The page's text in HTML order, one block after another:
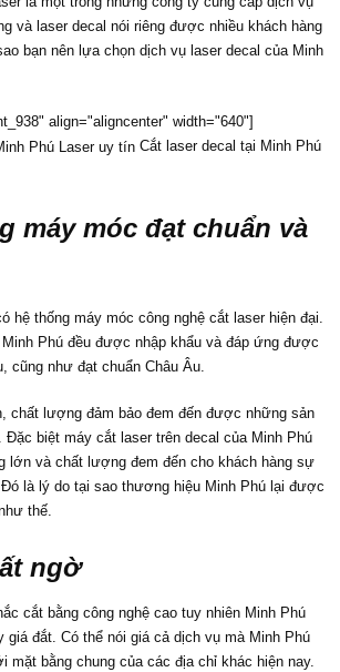
và laser decal nói riêng được nhiều khách hàng
bạn nên lựa chọn dịch vụ laser decal của Minh
align="aligncenter" width="640"]
Cắt laser decal tại Minh Phú
máy móc đạt chuẩn và
hệ thống máy móc công nghệ cắt laser hiện đại.
Phú đều được nhập khẩu và đáp ứng được
cũng như đạt chuẩn Châu Âu.
chất lượng đảm bảo đem đến được những sản
biệt máy cắt laser trên decal của Minh Phú
lớn và chất lượng đem đến cho khách hàng sự
là lý do tại sao thương hiệu Minh Phú lại được
thế.
ngờ
cắt bằng công nghệ cao tuy nhiên Minh Phú
giá đắt. Có thể nói giá cả dịch vụ mà Minh Phú
mặt bằng chung của các địa chỉ khác hiện nay.